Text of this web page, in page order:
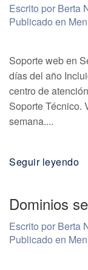
Escrito por Berta
Publicado en
Soporte web en
días del año
centro de
Soporte Técnico.
semana....
Seguir leyendo
Dominios
Escrito por Berta
Publicado en